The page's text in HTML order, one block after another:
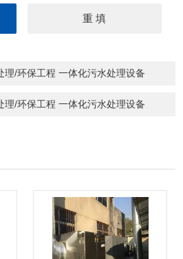
理/环保工程 一体化污水处理设备
理/环保工程 一体化污水处理设备